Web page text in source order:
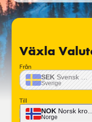
Växla
Från
SEK Svensk
Sverige
Till
NOK Norsk
Norge